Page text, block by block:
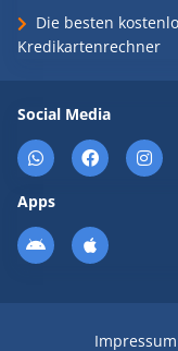
Die besten
Kredikartenrechner
Social Media
Apps